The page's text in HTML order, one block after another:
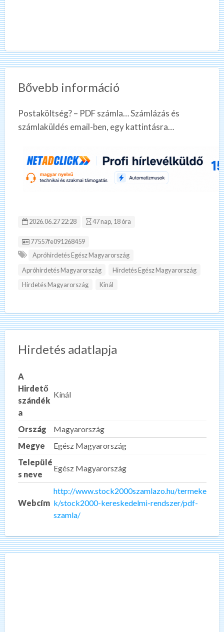
Bővebb információ
Postaköltség? – PDF számla… Számlázás és
számlaküldés email-ben, egy kattintásra…
2026.06.27 22:28 47 nap, 18 óra
Hirdetés ID:
77557fe091268459
Apróhirdetés Egész Magyarország
Apróhirdetés Magyarország
Hirdetés Egész Magyarország
Hirdetés Magyarország
Kínál
Hirdetés adatlapja
A
Hirdető
szándék
a
Kínál
Ország
Magyarország
Megye
Egész Magyarország
Települé
s neve
Egész Magyarország
Webcím
http://www.stock2000szamlazo.hu/termeke
k/stock2000-kereskedelmi-rendszer/pdf-
szamla/